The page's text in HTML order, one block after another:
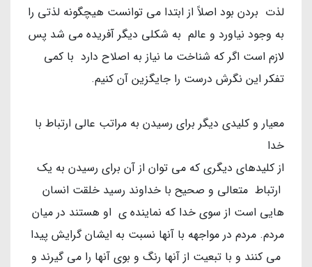
لذت بردن بود اصلاً از ابتدا می توانست هیچگونه لذتی را
به وجود نیاورد و عالم به شکلی دیگر آفریده می شد پس
لازم است اگر که شناخت ما نیاز به اصلاح دارد با کمی
تفکر این نگرش درست را جایگزین آن کنیم.
معیار و کلیدی دیگر برای رسیدن به مراتب عالی ارتباط با
خدا
از کلیدهای دیگری که می توان از آن برای رسیدن به یک
ارتباط متعالی و صحیح با خداوند رسید خلقت انسان
هایی است از سوی خدا که نماینده ی او هستند در میان
مردم. مردم در مواجهه با آنها نسبت به ایشان گرایش پیدا
می کنند و با تبعیت از آنها رنگ و بوی آنها را می گیرند و